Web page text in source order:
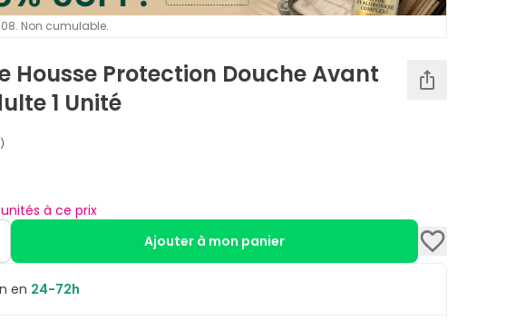
Non cumulable.
Housse Protection Douche Avant
1 Unité
)
à ce prix
Ajouter à mon panier
en 24-72h